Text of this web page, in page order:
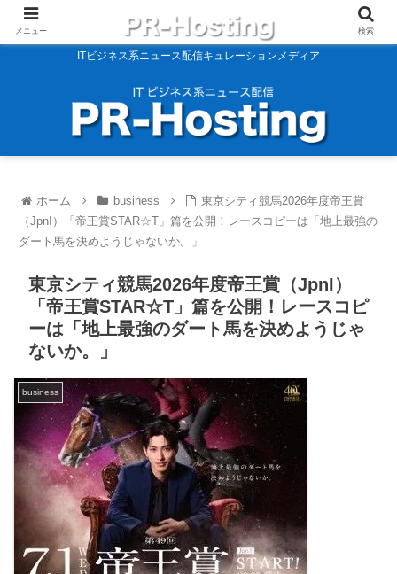
ITビジネス系ニュース配信キュレーションメディア
ホーム business
東京シティ競馬2026年度帝王賞
（JpnI）「帝王賞STAR☆T」篇を公開！レースコピーは「地上最強の
ダート馬を決めようじゃないか。」
東京シティ競馬2026年度帝王賞（JpnI）
「帝王賞STAR☆T」篇を公開！レースコピ
ーは「地上最強のダート馬を決めようじゃ
ないか。」
business
メニュー 検索